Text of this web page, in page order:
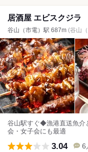
居酒屋 エビスクジラ
谷山（市電）駅 687m (谷山
谷山駅すぐ◆漁港直送魚介
会・女子会にも最適
3.04 6